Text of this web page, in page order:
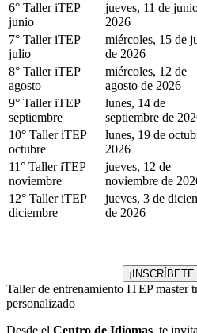
6° Taller iTEP
junio
jueves, 11 de
2026
7° Taller iTEP
julio
miércoles, 15 de
de 2026
8° Taller iTEP
agosto
miércoles, 12 de
agosto de 2026
9° Taller iTEP
septiembre
lunes, 14 de
septiembre de
10° Taller iTEP
octubre
lunes, 19 de
2026
11° Taller iTEP
noviembre
jueves, 12 de
noviembre de
12° Taller iTEP
diciembre
jueves, 3 de
de 2026
Taller de entrenamiento ITEP master
personalizado
Desde el Centro de Idiomas, te